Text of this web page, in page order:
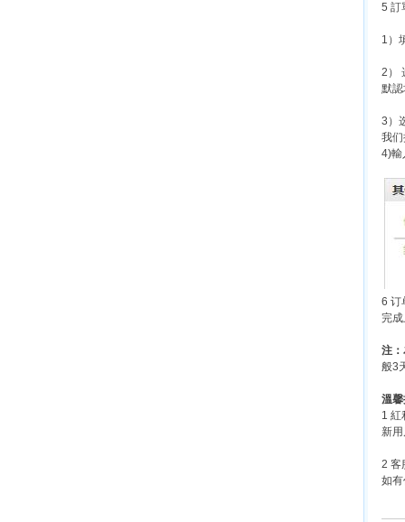
5 訂
1）
2）
默認
3）
我们
4)輸
6 订
完成
注
般3
溫馨
1 紅
新
2 客
如有